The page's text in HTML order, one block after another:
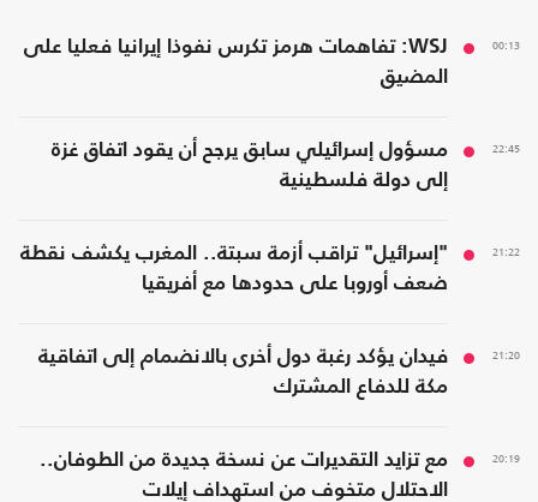
00:13
WSJ: تفاهمات هرمز تكرس نفوذا إيرانيا فعليا على
المضيق
22:45
مسؤول إسرائيلي سابق يرجح أن يقود اتفاق غزة
إلى دولة فلسطينية
21:22
"إسرائيل" تراقب أزمة سبتة.. المغرب يكشف نقطة
ضعف أوروبا على حدودها مع أفريقيا
21:20
فيدان يؤكد رغبة دول أخرى بالانضمام إلى اتفاقية
مكة للدفاع المشترك
20:19
مع تزايد التقديرات عن نسخة جديدة من الطوفان..
الاحتلال متخوف من استهداف إيلات